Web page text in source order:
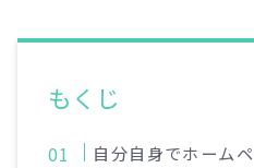
もくじ
自分自身でホーム